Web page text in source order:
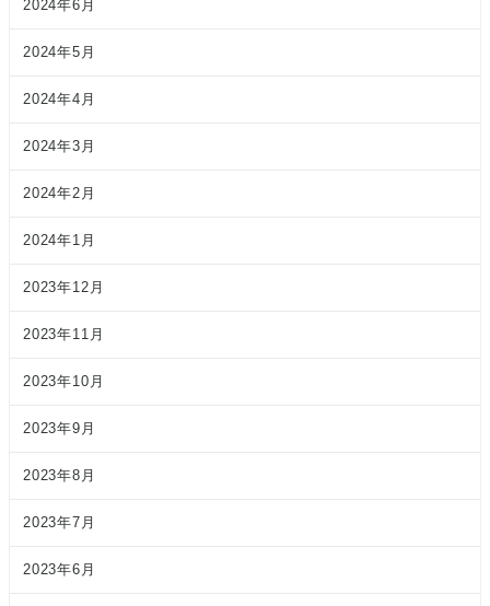
2024年6月
2024年5月
2024年4月
2024年3月
2024年2月
2024年1月
2023年12月
2023年11月
2023年10月
2023年9月
2023年8月
2023年7月
2023年6月